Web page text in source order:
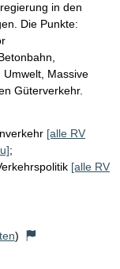
in den
Die Punkte:
Massive
Güterverkehr.
[alle RV
;
[alle RV
)